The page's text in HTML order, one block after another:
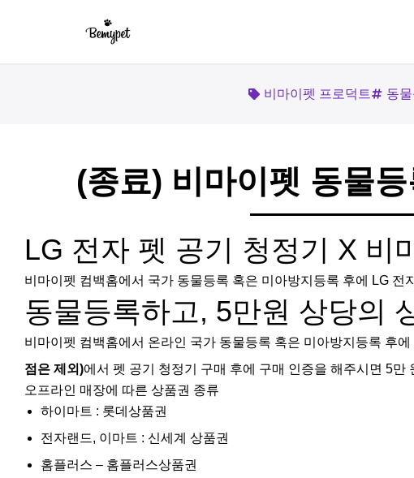
비마이펫 프로덕트 동
(종료) 비마이펫 동물
LG 전자 펫 공기 청정기 X 비
비마이펫 컴백홈에서 국가 동물등록 혹은 미아방지등록 후에 LG
동물등록하고, 5만원 상당의
비마이펫 컴백홈에서 온라인 국가 동물등록 혹은 미아방지등록 후
점은 제외)에서 펫 공기 청정기 구매 후에 구매 인증을 해주시면 5만
오프라인 매장에 따른 상품권 종류
하이마트 : 롯데상품권
전자랜드, 이마트 : 신세계 상품권
홈플러스 – 홈플러스상품권